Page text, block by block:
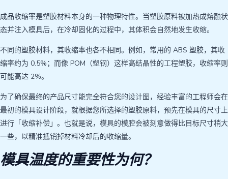
成品收缩率是塑胶材料本身的一种物理特性。当塑胶原料被加热成熔融状
态并注入模具后，在冷却固化的过程中，其体积会自然地发生收缩。
不同的塑胶材料，其收缩率也各不相同。例如，常用的 ABS 塑胶，其收
缩率约为 0.5%；而像 POM（塑钢）这样高结晶性的工程塑胶，收缩率则
可能高达 2%。
为了确保最终的产品尺寸能完全符合您的设计图，经验丰富的工程师会在
最初的模具设计阶段，就根据您所选择的塑胶原料，预先在模具的尺寸上
进行「收缩补偿」。也就是说，模具的模腔会被刻意做得比目标尺寸稍大
一些，以精准抵销掉材料冷却后的收缩量。
模具温度的重要性为何？